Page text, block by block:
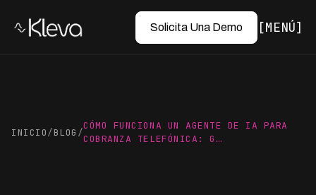
Solicita Una Demo MENÚ
INICIO/BLOG /
CÓMO FUNCIONA UN AGENTE DE IA PARA
COBRANZA TELEFÓNICA: G…